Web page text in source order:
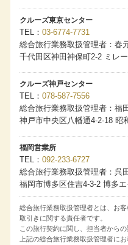
わらず当該クルーズの
お一人様分の旅行代金と
客室番号のご希望につい
・ペントハウスクラス
ズにてフルクルーズ（
お預かりします。
ーズ（全区間）をご予
す。
・ご希望がある場合は
店へお申し出ください
最終確定します。ご希
・客室番号のご希望が
イント）』もしくは累
す。
コネクティングルームに
・コネクティングルー
社および販売店へお申
ない場合もございます。
プの組み合わせでもサ
準じます。
国内クルーズの旅行代
料を含みます。海外ク
湾諸税を含みます。今
クルーズ東京センター
TEL
03-6774-7731
総合旅行業務取扱管理者：春
千代田区神田神保町2-2 ミレ
クルーズ神戸センター
TEL
078-587-7556
総合旅行業務取扱管理者：福
神戸市中央区八幡通4-2-18 昭
福岡営業所
TEL
092-233-6727
総合旅行業務取扱管理者：呉
福岡市博多区住吉4-3-2 博多
総合旅行業務取扱管理者とは、お
取引きに関する責任者です。
この旅行契約に関し、担当者から
上記の総合旅行業務取扱管理者にお